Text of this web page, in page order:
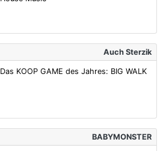
Auch Sterzik
Das KOOP GAME des Jahres: BIG WALK
BABYMONSTER